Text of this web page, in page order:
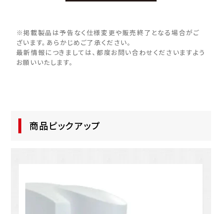
※掲載製品は予告なく仕様変更や販売終了となる場合がご
ざいます。あらかじめご了承ください。
最新情報につきましては、都度お問い合わせくださいますよう
お願いいたします。
商品ピックアップ